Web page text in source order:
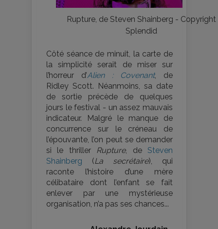
Rupture, de Steven Shainberg - Copyright
Splendid
Côté séance de minuit, la carte de
la simplicité serait de miser sur
l’horreur d’Alien : Covenant, de
Ridley Scott. Néanmoins, sa date
de sortie précède de quelques
jours le festival - un assez mauvais
indicateur. Malgré le manque de
concurrence sur le créneau de
l’épouvante, l’on peut se demander
si le thriller Rupture, deSteven
Shainberg (La secrétaire), qui
raconte l’histoire d’une mère
célibataire dont l’enfant se fait
enlever par une mystérieuse
organisation, n’a pas ses chances...